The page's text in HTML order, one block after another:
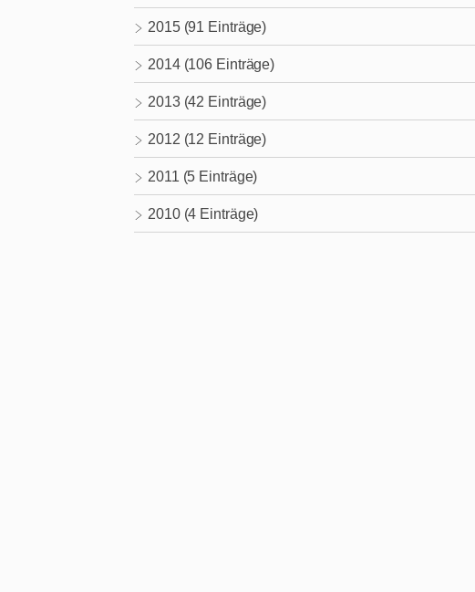
2015 (91 Einträge)
2014 (106 Einträge)
2013 (42 Einträge)
2012 (12 Einträge)
2011 (5 Einträge)
2010 (4 Einträge)